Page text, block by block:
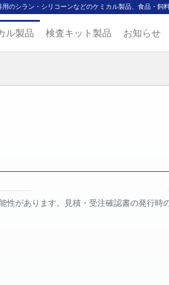
のシラン・シリコーンなどのケミカル製品、食品・飼
ル製品 検査キット製品 お知らせ
性があります。見積・受注確認書の発行時